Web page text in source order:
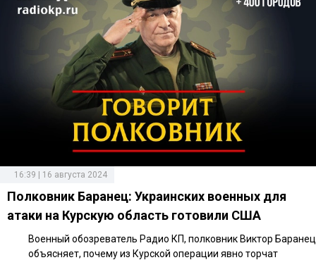
16:39 | 16 августа 2024
Полковник Баранец: Украинских военных для
атаки на Курскую область готовили США
Военный обозреватель Радио КП, полковник Виктор Баранец
объясняет, почему из Курской операции явно торчат